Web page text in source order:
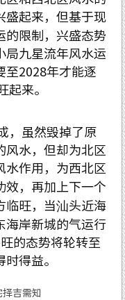
盛起来，但基于现
的限制，兴盛态势
局九星流年风水运
至2028年才能逐
来。
虽然毁掉了原
风水，但却为北区
水作用，为西北区
效，再加上下一个
临旺，当汕头近海
海岸新城的气运行
的态势将轮转至
得益。
吉需知